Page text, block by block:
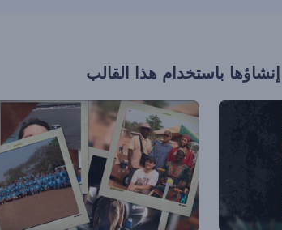
باستخدام هذا القالب